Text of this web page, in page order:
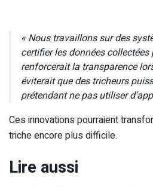
« Nous travaillons sur des
certifier les données
renforcerait la transparence
éviterait que des tricheurs
prétendant ne pas utiliser
Ces innovations pourraient
triche encore plus difficile.
Lire aussi